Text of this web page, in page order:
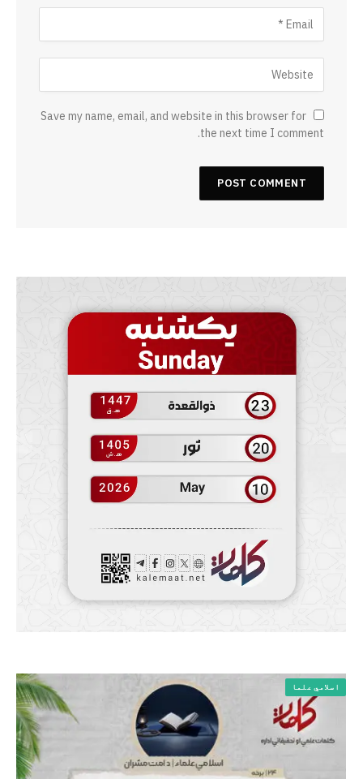
Save my name, email, and website in this browser for
the next time I comment.
اسلامي علما